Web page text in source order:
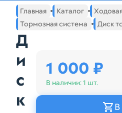
Основное меню навигации
Главная Каталог
Тормозная система
Диск
Д
и
с
к
1 000 ₽
В наличии:1 шт.
В